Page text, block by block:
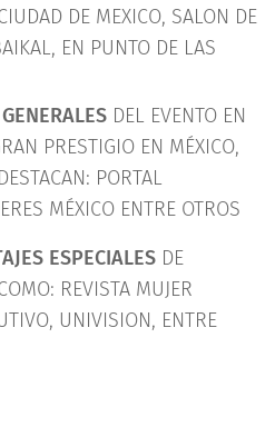
DE MEXICO, SALON DE
EN PUNTO DE LAS
DEL EVENTO EN
PRESTIGIO EN MÉXICO,
PORTAL
MÉXICO ENTRE OTROS
ESPECIALES DE
REVISTA MUJER
UNIVISION, ENTRE